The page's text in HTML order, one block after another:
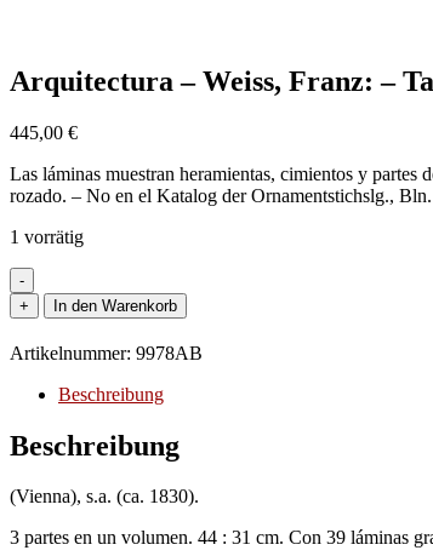
Arquitectura – Weiss, Franz: –
445,00 €
Las láminas muestran heramientas, cimientos y partes
rozado. – No en el Katalog der Ornamentstichslg., Bln.
1 vorrätig
-
Arquitectura
-
Weiss,
zu
Weiss
Menge
+ In den Warenkorb
Artikelnummer: 9978AB
Beschreibung
Beschreibung
(Vienna), s.a. (ca. 1830).
3 partes en un volumen. 44 : 31 cm. Con 39 láminas